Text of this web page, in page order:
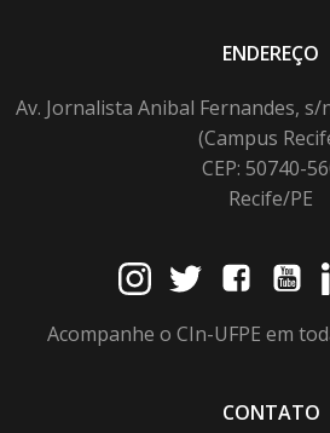
ENDEREÇO
Av. Jornalista Anibal Fernandes,
(Campus
CEP: 50740-
Recife/PE
Acompanhe o CIn-UFPE em
CONTATO